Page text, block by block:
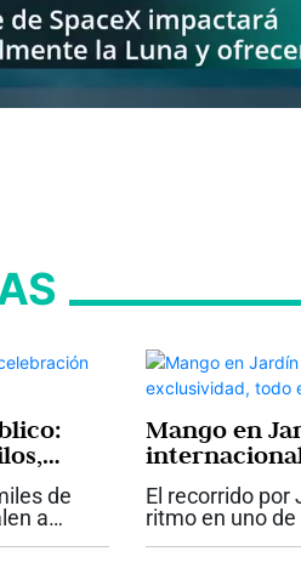
de
a
Mango en
en un mismo
El recorrido por
ritmo en uno